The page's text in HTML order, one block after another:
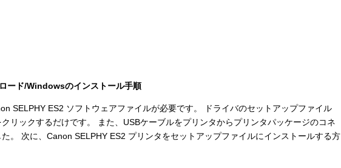
ード/Windowsのインストール手順
SELPHY ES2 ソフトウェアファイルが必要です。 ドライバのセットアップファイル
リックするだけです。 また、USBケーブルをプリンタからプリンタパッケージのコネ
。 次に、Canon SELPHY ES2 プリンタをセットアップファイルにインストールする方